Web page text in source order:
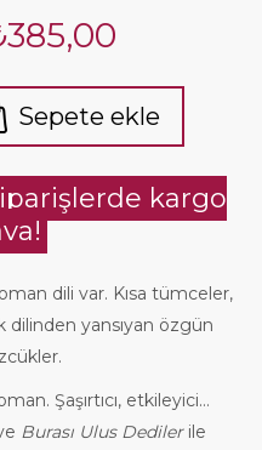
Sepete ekle
kargo
dili var. Kısa tümceler,
yansıyan özgün
Şaşırtıcı, etkileyici…
Burası Ulus Dedilerile